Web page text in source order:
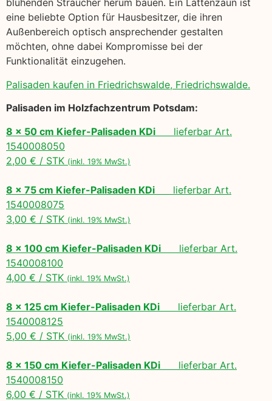
blühenden Sträucher herum bauen. Ein Lattenzaun ist
eine beliebte Option für Hausbesitzer, die ihren
Außenbereich optisch ansprechender gestalten
möchten, ohne dabei Kompromisse bei der
Funktionalität einzugehen.
Palisaden kaufen in Friedrichswalde, Friedrichswalde.
Palisaden im Holzfachzentrum Potsdam:
8 x 50 cm Kiefer-Palisaden KDi lieferbar Art.
1540008050
2,00 € / STK (inkl. 19% MwSt.)
8 x 75 cm Kiefer-Palisaden KDi lieferbar Art.
1540008075
3,00 € / STK (inkl. 19% MwSt.)
8 x 100 cm Kiefer-Palisaden KDi lieferbar Art.
1540008100
4,00 € / STK (inkl. 19% MwSt.)
8 x 125 cm Kiefer-Palisaden KDi lieferbar Art.
1540008125
5,00 € / STK (inkl. 19% MwSt.)
8 x 150 cm Kiefer-Palisaden KDi lieferbar Art.
1540008150
6,00 € / STK (inkl. 19% MwSt.)